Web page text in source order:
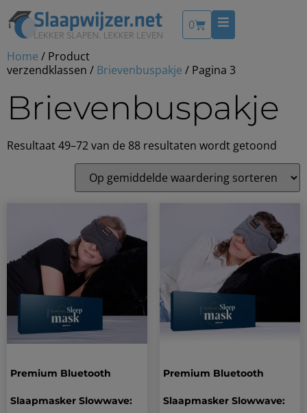
0
Home / Product
verzendklassen / Brievenbuspakje / Pagina 3
Brievenbuspakje
Resultaat 49–72 van de 88 resultaten wordt getoond
Premium Bluetooth
Slaapmasker Slowwave:
Premium Bluetooth
Slaapmasker Slowwave: